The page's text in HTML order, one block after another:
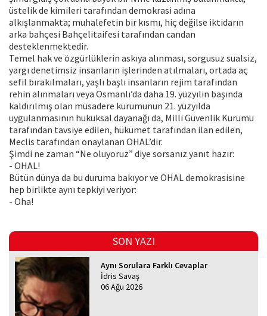
üstelik de kimileri tarafından demokrasi adına
alkışlanmakta; muhalefetin bir kısmı, hiç değilse iktidarın
arka bahçesi Bahçelitaifesi tarafından candan
desteklenmektedir.
Temel hak ve özgürlüklerin askıya alınması, sorgusuz sualsiz,
yargı denetimsiz insanların işlerinden atılmaları, ortada aç
sefil bırakılmaları, yaşlı başlı insanların rejim tarafından
rehin alınmaları veya Osmanlı’da daha 19. yüzyılın başında
kaldırılmış olan müsadere kurumunun 21. yüzyılda
uygulanmasının hukuksal dayanağı da, Milli Güvenlik Kurumu
tarafından tavsiye edilen, hükümet tarafından ilan edilen,
Meclis tarafından onaylanan OHAL’dir.
Şimdi ne zaman “Ne oluyoruz” diye sorsanız yanıt hazır:
- OHAL!
Bütün dünya da bu duruma bakıyor ve OHAL demokrasisine
hep birlikte aynı tepkiyi veriyor:
- Oha!
SON YAZI
Aynı Sorulara Farklı Cevaplar
İdris Savaş
06 Ağu 2026